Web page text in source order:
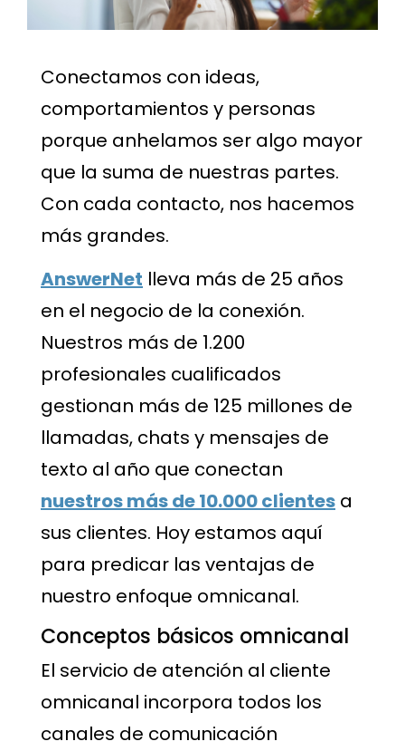
Conectamos con ideas,
comportamientos y personas
porque anhelamos ser algo mayor
que la suma de nuestras partes.
Con cada contacto, nos hacemos
más grandes.
AnswerNet lleva más de 25 años
en el negocio de la conexión.
Nuestros más de 1.200
profesionales cualificados
gestionan más de 125 millones de
llamadas, chats y mensajes de
texto al año que conectan
nuestros más de 10.000 clientes a
sus clientes. Hoy estamos aquí
para predicar las ventajas de
nuestro enfoque omnicanal.
Conceptos básicos omnicanal
El servicio de atención al cliente
omnicanal incorpora todos los
canales de comunicación